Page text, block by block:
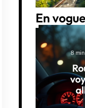
En vogue
8